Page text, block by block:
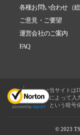
各種お問い合わせ（総
ご意見・ご要望
運営会社のご案内
FAQ
当サイトは
によって入
という暗号
© 2023